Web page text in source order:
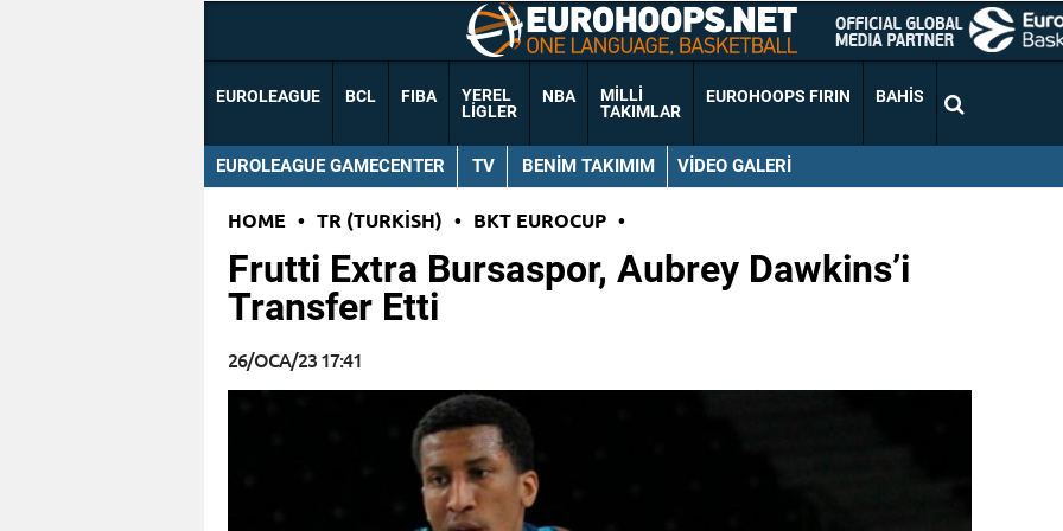
EUROLEAGUE BCL FIBA
YEREL
LIGLER
NBA
MILLI
TAKIMLAR
EUROHOOPS FIRIN BAHIS
EUROLEAGUE GAMECENTER TV BENIM TAKIMIM VIDEO GALERI
HOME • TR (TURKISH) • BKT EUROCUP •
Frutti Extra Bursaspor, Aubrey Dawkins’i
Transfer Etti
26/OCA/23 17:41